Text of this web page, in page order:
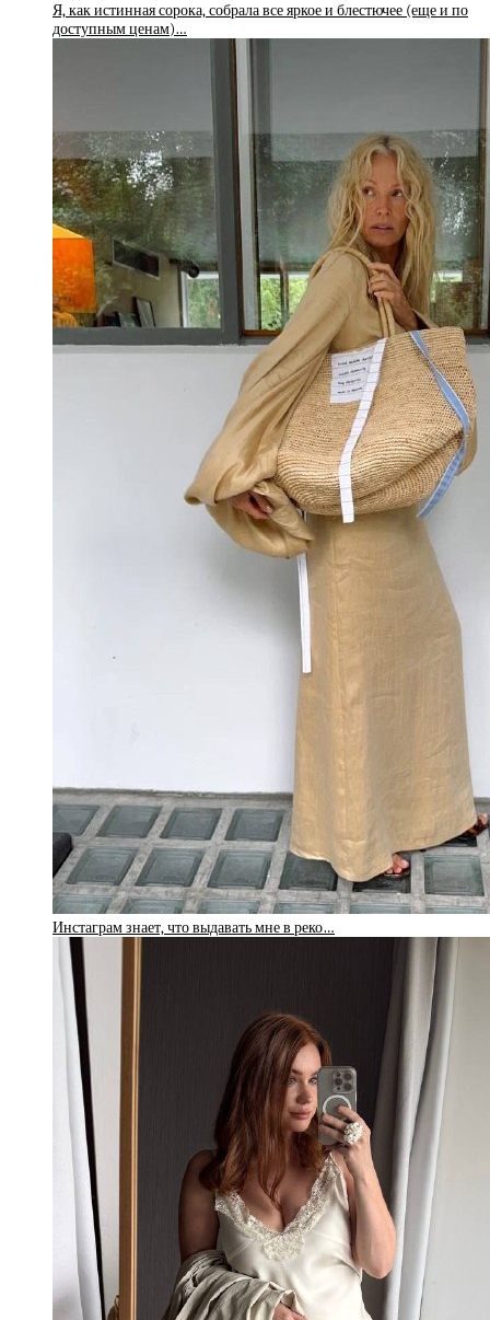
Я, как истинная сорока, собрала все яркое и блестючее (еще и по
доступным ценам)…
Инстаграм знает, что выдавать мне в реко…